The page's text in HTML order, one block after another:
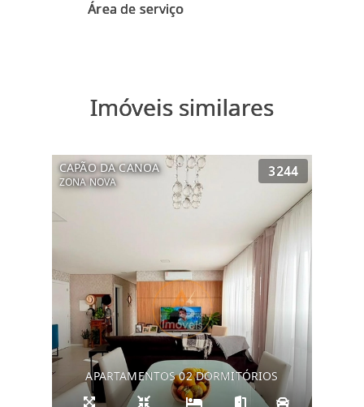
Imóveis similares
CAPÃO DA CANOA
ZONA NOVA
3244
APARTAMENTOS 02 DORMITÓRIOS